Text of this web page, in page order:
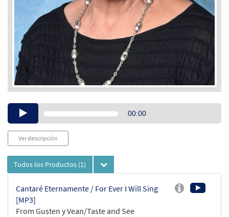
Audio00:00
Ver descripción
Todos los Productos (1)
Cantaré Eternamente / For Ever I Will Sing
[MP3]
From Gusten y Vean/Taste and See